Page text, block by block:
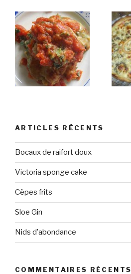
ARTICLES RÉCENTS
Bocaux de raifort doux
Victoria sponge cake
Cèpes frits
Sloe Gin
Nids d’abondance
COMMENTAIRES RÉCENTS